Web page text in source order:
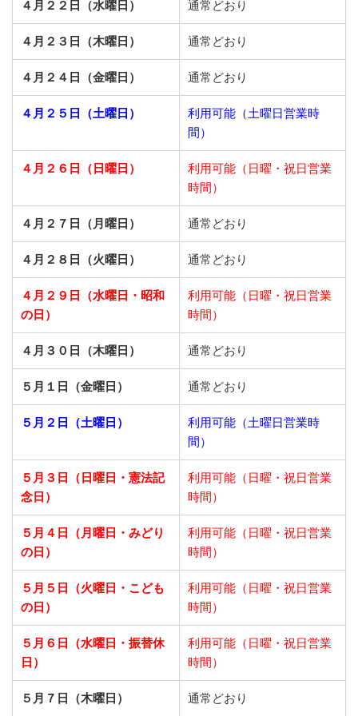
４月２２日（水曜日） 通常どおり
４月２３日（木曜日） 通常どおり
４月２４日（金曜日） 通常どおり
４月２５日（土曜日）
利用可能（土曜日営業時
間）
４月２６日（日曜日）
利用可能（日曜・祝日営業
時間）
４月２７日（月曜日） 通常どおり
４月２８日（火曜日） 通常どおり
４月２９日（水曜日・昭和
の日）
利用可能（日曜・祝日営業
時間）
４月３０日（木曜日） 通常どおり
５月１日（金曜日） 通常どおり
５月２日（土曜日）
利用可能（土曜日営業時
間）
５月３日（日曜日・憲法記
念日）
利用可能（日曜・祝日営業
時間）
５月４日（月曜日・みどり
の日）
利用可能（日曜・祝日営業
時間）
５月５日（火曜日・こども
の日）
利用可能（日曜・祝日営業
時間）
５月６日（水曜日・振替休
日）
利用可能（日曜・祝日営業
時間）
５月７日（木曜日） 通常どおり